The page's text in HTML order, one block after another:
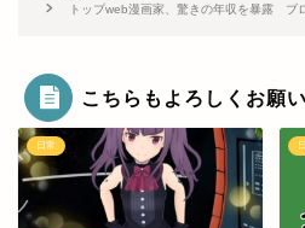
トップweb漫画家、驚きの年収を暴露 ブ
こちらもよろしくお願
日常